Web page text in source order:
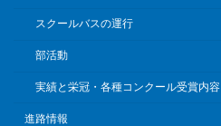
スクールバスの運行
部活動
実績と栄冠・各種コンクール受賞内容
進路情報